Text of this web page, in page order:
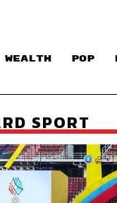
WEALTH POP
SPORT